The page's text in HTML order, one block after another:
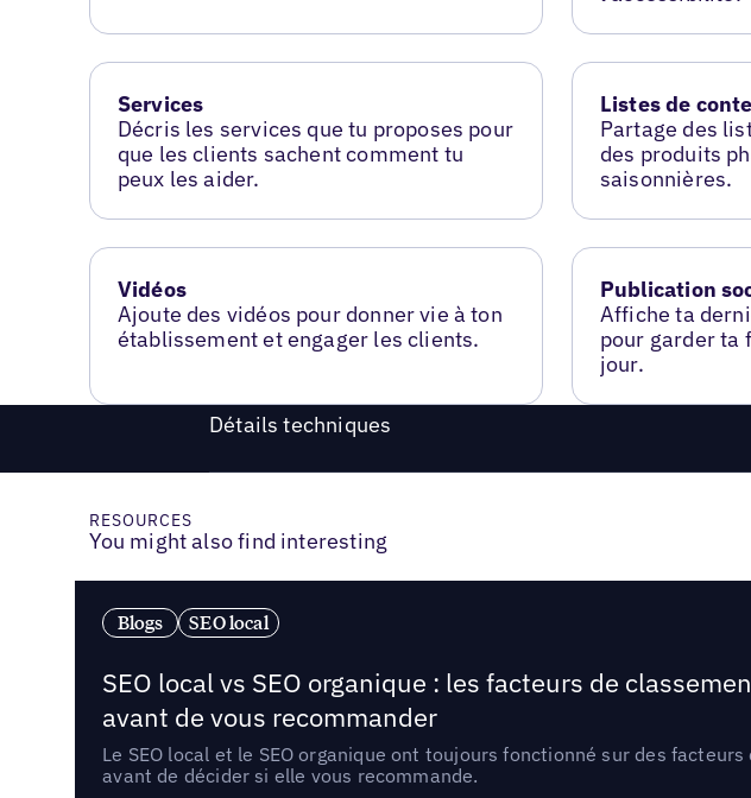
Services
Décris les services que tu proposes pour
que les clients sachent comment tu
peux les aider.
Listes de
Partage des
des produits
saisonnières.
Vidéos
Ajoute des vidéos pour donner vie à ton
établissement et engager les clients.
Publication
Affiche ta
pour garder ta
jour.
Détails techniques
RESOURCES
You might also find interesting
Blogs SEO local
SEO local vs SEO organique : les facteurs de
avant de vous recommander
Le SEO local et le SEO organique ont toujours fonctionné sur des
avant de décider si elle vous recommande.